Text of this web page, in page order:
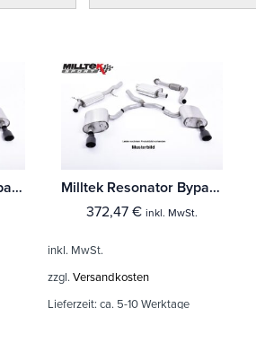
Milltek Resonator Bypass Mercedes CLA-Class CLA35 AMG 2.0 Turbo Coupe & Shooting Brake (Ohne-OPF/GPF Modelle)
Milltek Resonator Bypass Mercedes A-Class A35 AMG 2.0 Turbo (Nur für Limousine - Ohne OPF/GPF Modelle)
372,47 € inkl. MwSt.
inkl. MwSt.
zzgl. Versandkosten
Lieferzeit: ca. 5-10 Werktage